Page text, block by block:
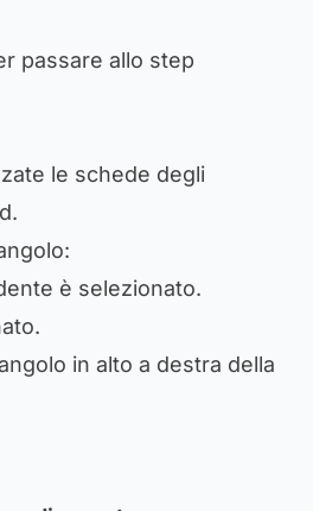
passare allo step
le schede degli
è selezionato.
in alto a destra della